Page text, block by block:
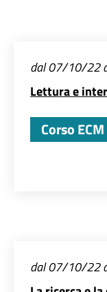
dal 07/10/22
Lettura e
Corso ECM
dal 07/10/22